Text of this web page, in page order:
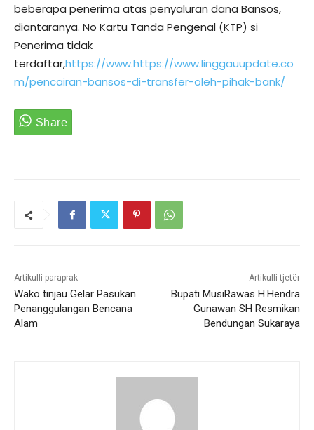
beberapa penerima atas penyaluran dana Bansos,
diantaranya. No Kartu Tanda Pengenal (KTP) si
Penerima tidak
terdaftar,https://www.https://www.linggauupdate.co
m/pencairan-bansos-di-transfer-oleh-pihak-bank/
Artikulli paraprak
Wako tinjau Gelar Pasukan
Penanggulangan Bencana
Alam
Artikulli tjetër
Bupati MusiRawas H.Hendra
Gunawan SH Resmikan
Bendungan Sukaraya